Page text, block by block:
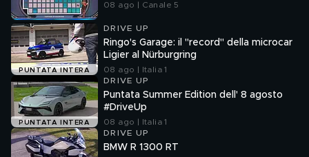
08 ago | Canale 5
PUNTATA INTERA
DRIVE UP
Ringo's Garage: il "record" della microcar
Ligier al Nürburgring
08 ago | Italia 1
PUNTATA INTERA
DRIVE UP
Puntata Summer Edition dell' 8 agosto
#DriveUp
08 ago | Italia 1
DRIVE UP
BMW R 1300 RT